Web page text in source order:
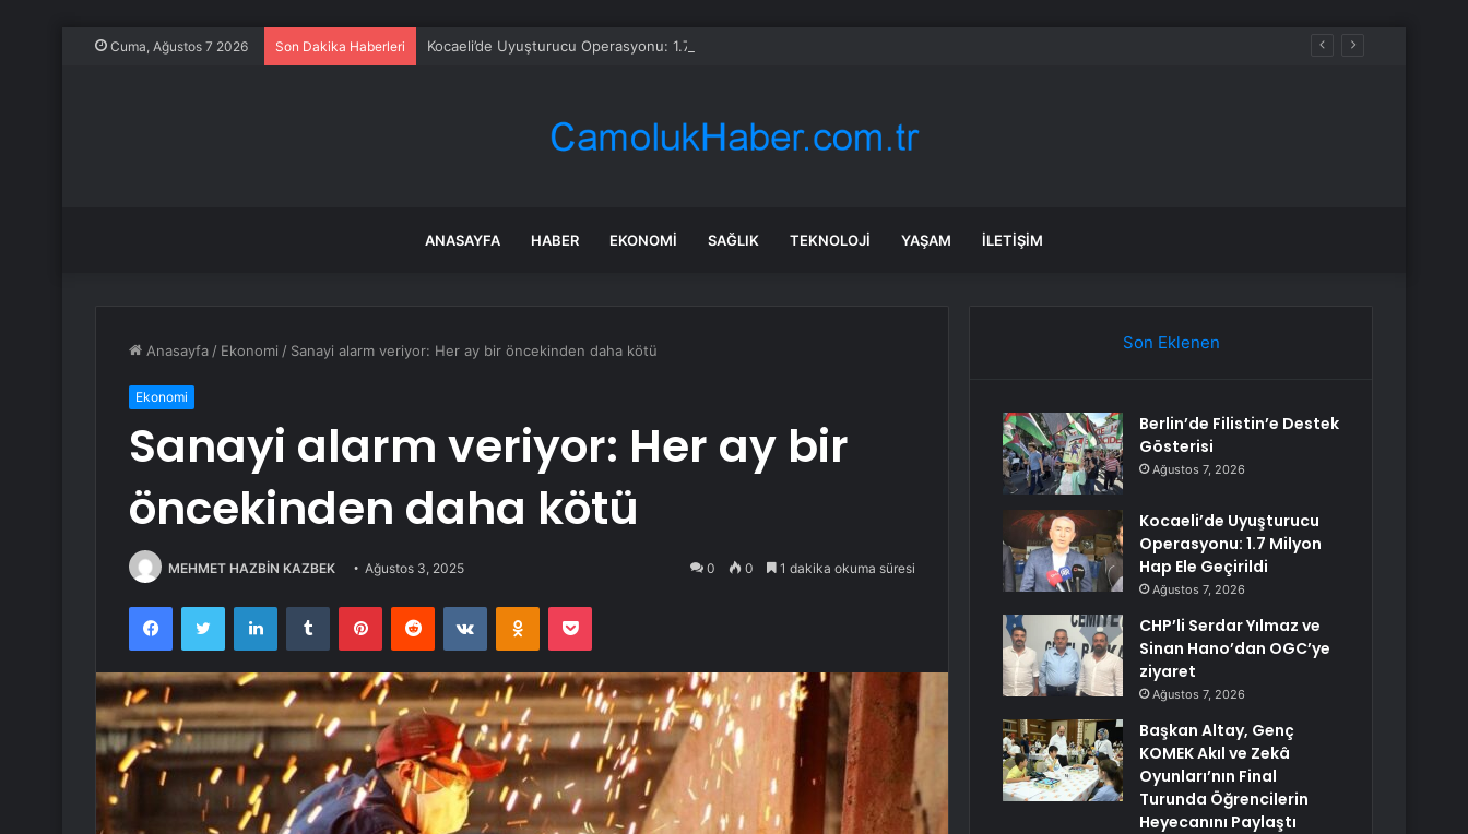
Cuma, Ağustos 7 2026 Son Dakika Haberleri Kocaeli’de Uyuşturucu Operasyonu: 1.7 Milyon Hap Ele Geçirildi
ANASAYFA HABER EKONOMI SAĞLIK TEKNOLOJI YAŞAM İLETIŞIM
Anasayfa / Ekonomi / Sanayi alarm veriyor: Her ay bir öncekinden daha kötü
Ekonomi
Sanayi alarm veriyor: Her ay bir
öncekinden daha kötü
MEHMET HAZBİN KAZBEK Ağustos 3, 2025 0 0 1 dakika okuma süresi
FacebookTwitter LinkedInTumblr PinterestReddit VKontakteOdnoklassniki
Pocket
Son Eklenen
Berlin’de Filistin’e Destek
Gösterisi
Ağustos 7, 2026
Kocaeli’de Uyuşturucu
Operasyonu: 1.7 Milyon
Hap Ele Geçirildi
Ağustos 7, 2026
CHP’li Serdar Yılmaz ve
Sinan Hano’dan OGC’ye
ziyaret
Ağustos 7, 2026
Başkan Altay, Genç
KOMEK Akıl ve Zekâ
Oyunları’nın Final
Turunda Öğrencilerin
Heyecanını Paylaştı